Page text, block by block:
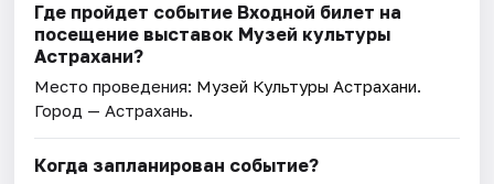
Где пройдет событие Входной билет на
посещение выставок Музей культуры
Астрахани?
Место проведения: Музей Культуры Астрахани.
Город — Астрахань.
Когда запланирован событие?